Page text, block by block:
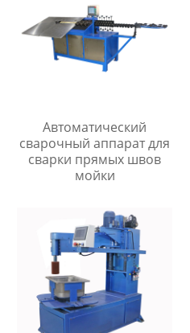
Автоматический
сварочный аппарат для
сварки прямых швов
мойки